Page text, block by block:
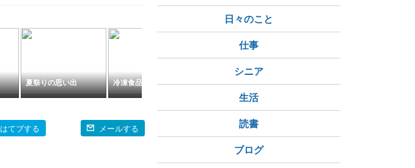
夏祭りの思い出 冷凍食品を買ってみる 阪堺電気軌道1001形
「堺トラム」
ヴィヴィオビストロ
はてブする メールする
日々のこと
仕事
シニア
生活
読書
ブログ